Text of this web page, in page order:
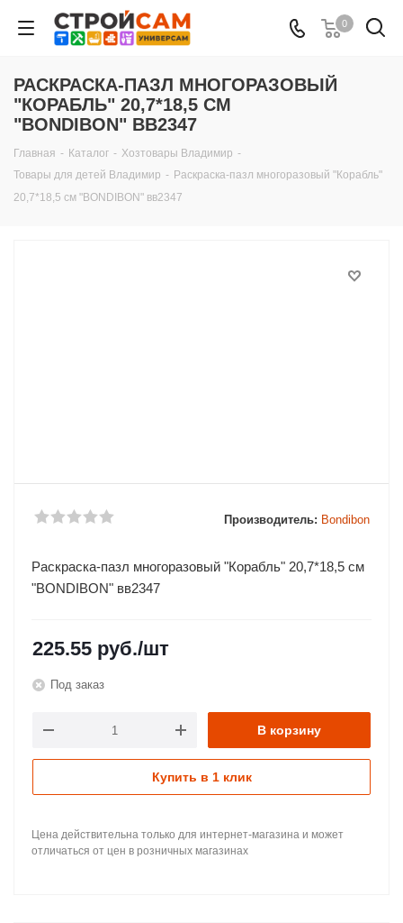
0
РАСКРАСКА-ПАЗЛ МНОГОРАЗОВЫЙ
"КОРАБЛЬ" 20,7*18,5 СМ
"BONDIBON" ВВ2347
Главная - Каталог - Хозтовары Владимир -
Товары для детей Владимир - Раскраска-пазл многоразовый "Корабль"
20,7*18,5 см "BONDIBON" вв2347
Производитель: Bondibon
Раскраска-пазл многоразовый "Корабль" 20,7*18,5 см
"BONDIBON" вв2347
225.55 руб./шт
Под заказ
В корзину
Купить в 1 клик
Цена действительна только для интернет-магазина и может
отличаться от цен в розничных магазинах